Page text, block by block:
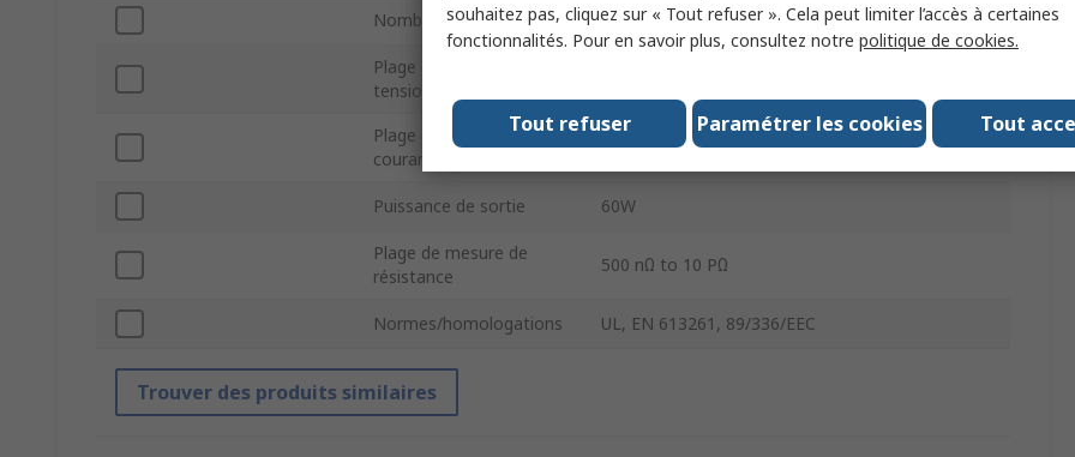
Nombre de canaux 2
Plage de source de
tension
Plage de source de
courant
±1 nA to ±10 A
Puissance de sortie 60W
Plage de mesure de
résistance
500 nΩ to 10 PΩ
Normes/homologations UL, EN 613261, 89/336/EEC
Trouver des produits similaires
souhaitez pas, cliquez sur « Tout refuser ». Cela peut limiter l’accès à certaines
fonctionnalités. Pour en savoir plus, consultez notre politique de cookies.
Tout
Paramétrer les cookies
Tout refuser